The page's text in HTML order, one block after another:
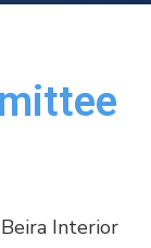
Interior